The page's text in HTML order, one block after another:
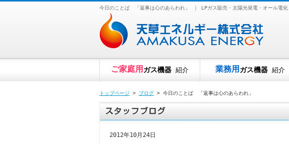
今日のことば 「返事は心のあらわれ」 ｜ LPガス販売・太陽光発電・オール電
ご家庭用 ガス機器 紹介 業務用 ガス機器 紹介
トップページ > ブログ > 今日のことば 「返事は心のあらわれ」
2012年10月24日